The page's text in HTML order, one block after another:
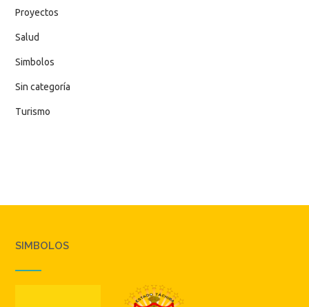
Proyectos
Salud
Simbolos
Sin categoría
Turismo
SIMBOLOS